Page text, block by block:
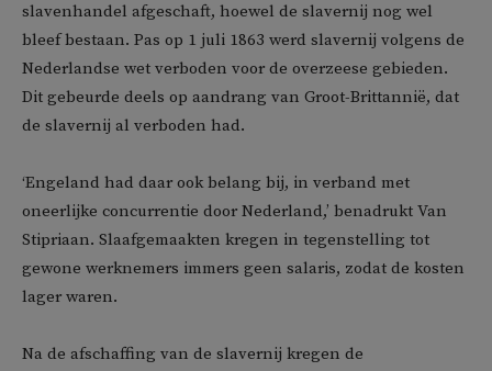
slavenhandel afgeschaft, hoewel de slavernij nog wel
bleef bestaan. Pas op 1 juli 1863 werd slavernij volgens de
Nederlandse wet verboden voor de overzeese gebieden.
Dit gebeurde deels op aandrang van Groot-Brittannië, dat
de slavernij al verboden had.
‘Engeland had daar ook belang bij, in verband met
oneerlijke concurrentie door Nederland,’ benadrukt Van
Stipriaan. Slaafgemaakten kregen in tegenstelling tot
gewone werknemers immers geen salaris, zodat de kosten
lager waren.
Na de afschaffing van de slavernij kregen de